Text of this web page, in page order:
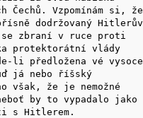
Čechů. Vzpomínám si, že
dodržovaný Hitlerův
se zbraní v ruce proti
protektorátní vlády
li předložena vé vysoce
já nebo říšský
že je nemožné
by to vypadalo jako
s Hitlerem.